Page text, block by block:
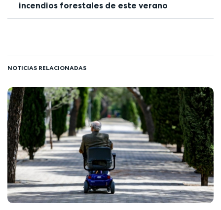
incendios forestales de este verano
NOTICIAS RELACIONADAS